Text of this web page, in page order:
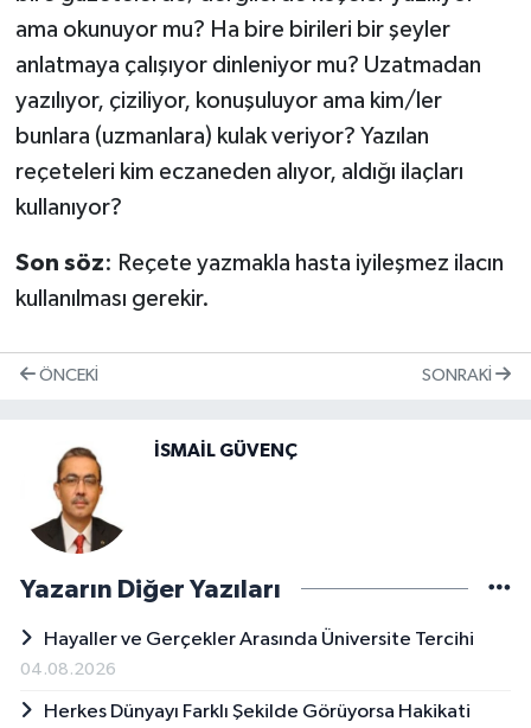
ama okunuyor mu? Ha bire birileri bir şeyler
anlatmaya çalışıyor dinleniyor mu? Uzatmadan
yazılıyor, çiziliyor, konuşuluyor ama kim/ler
bunlara (uzmanlara) kulak veriyor? Yazılan
reçeteleri kim eczaneden alıyor, aldığı ilaçları
kullanıyor?
Son söz: Reçete yazmakla hasta iyileşmez ilacın
kullanılması gerekir.
ÖNCEKI SONRAKI
İSMAİL GÜVENÇ
Yazarın Diğer Yazıları
Hayaller ve Gerçekler Arasında Üniversite Tercihi
04.08.2026
Herkes Dünyayı Farklı Şekilde Görüyorsa Hakikati